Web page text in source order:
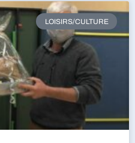
LOISIRS/CULTURE